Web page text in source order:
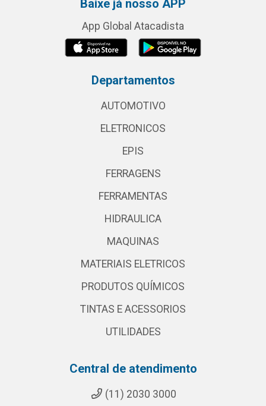
Baixe já nosso APP
App Global Atacadista
Departamentos
AUTOMOTIVO
ELETRONICOS
EPIS
FERRAGENS
FERRAMENTAS
HIDRAULICA
MAQUINAS
MATERIAIS ELETRICOS
PRODUTOS QUÍMICOS
TINTAS E ACESSORIOS
UTILIDADES
Central de atendimento
(11) 2030 3000